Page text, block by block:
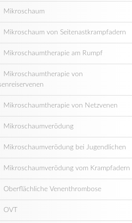
Mikroschaum
Mikroschaum von Seitenastkrampfadern
Mikroschaumtherapie am Rumpf
Mikroschaumtherapie von
Mikroschaumtherapie von Netzvenen
Mikroschaumverödung
Mikroschaumverödung bei Jugendlichen
Mikroschaumverödung vom Krampfadern
Oberflächliche Venenthrombose
OVT